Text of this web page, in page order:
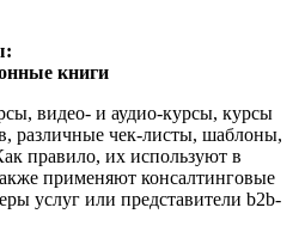
книги
видео- и аудио-курсы, курсы
различные чек-листы, шаблоны,
правило, их используют в
применяют консалтинговые
услуг или представители b2b-